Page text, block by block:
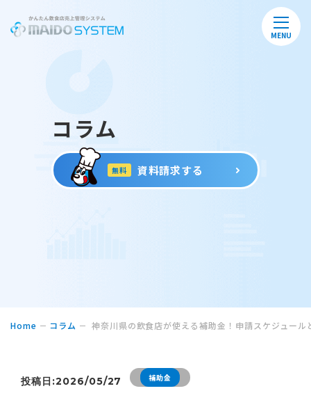
MENU
コラム
無料 資料請求する
Home コラム 神奈川県の飲食店が使える補助金！申請スケジュール
投稿日:2026/05/27 補助金